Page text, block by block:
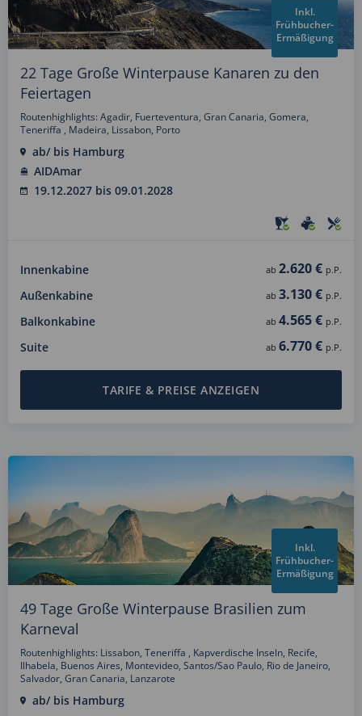
Inkl.
Frühbucher-
Ermäßigung
22 Tage Große Winterpause Kanaren zu den
Feiertagen
Routenhighlights: Agadir, Fuerteventura, Gran Canaria, Gomera,
Teneriffa , Madeira, Lissabon, Porto
ab/ bis Hamburg
AIDAmar
19.12.2027 bis 09.01.2028
Innenkabine ab 2.620 € p.P.
Außenkabine ab 3.130 € p.P.
Balkonkabine ab 4.565 € p.P.
Suite ab 6.770 € p.P.
TARIFE & PREISE ANZEIGEN
Inkl.
Frühbucher-
Ermäßigung
49 Tage Große Winterpause Brasilien zum
Karneval
Routenhighlights: Lissabon, Teneriffa , Kapverdische Inseln, Recife,
Ilhabela, Buenos Aires, Montevideo, Santos/Sao Paulo, Rio de Janeiro,
Salvador, Gran Canaria, Lanzarote
ab/ bis Hamburg